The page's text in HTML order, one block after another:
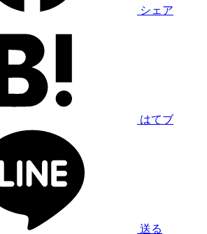
シェア
はてブ
送る